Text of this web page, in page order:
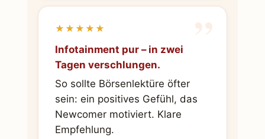
”
★★★★★
Infotainment pur – in zwei
Tagen verschlungen.
So sollte Börsenlektüre öfter
sein: ein positives Gefühl, das
Newcomer motiviert. Klare
Empfehlung.